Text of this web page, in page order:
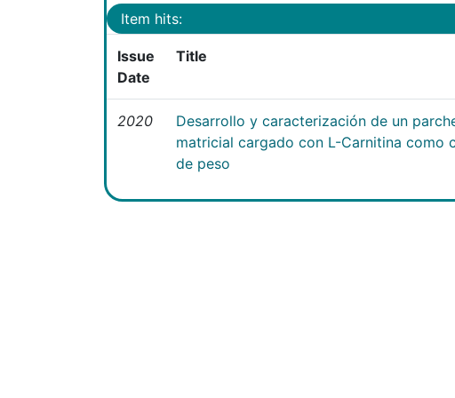
Item hits:
Issue
Date
Title
2020
Desarrollo y caracterización de un
matricial cargado con L-Carnitina como
de peso